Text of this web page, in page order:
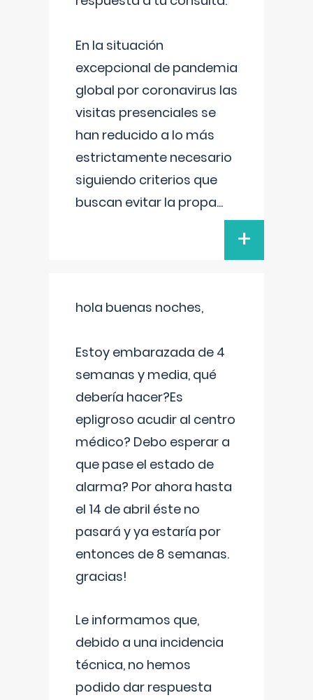
En la situación
excepcional de pandemia
global por coronavirus las
visitas presenciales se
han reducido a lo más
estrictamente necesario
siguiendo criterios que
buscan evitar la propa...
+
hola buenas noches,
Estoy embarazada de 4
semanas y media, qué
debería hacer?Es
epligroso acudir al centro
médico? Debo esperar a
que pase el estado de
alarma? Por ahora hasta
el 14 de abril éste no
pasará y ya estaría por
entonces de 8 semanas.
gracias!
Le informamos que,
debido a una incidencia
técnica, no hemos
podido dar respuesta